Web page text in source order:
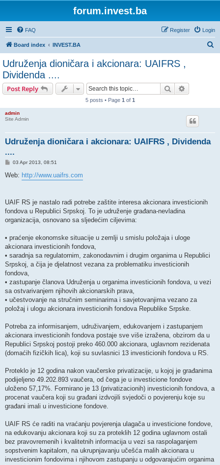
forum.invest.ba
FAQ Login
Register
Board index INVEST.BA
Udruženja dioničara i akcionara: UAIFRS ,
Dividenda ....
Post Reply Search
5 posts • Page 1 of 1
admin
Site Admin
Udruženja dioničara i akcionara: UAIFRS , Dividenda
....
P
s
03 Apr 2013, 08:51
Web: http://www.uaifrs.com
UAIF RS je nastalo radi potrebe zaštite interesa akcionara investicionih
fondova u Republici Srpskoj. To je udruženje građana-nevladina
organizacija, osnovano sa sljedećim ciljevima:
• praćenje ekonomske situacije u zemlji u smislu položaja i uloge
akcionara investicionih fondova,
• saradnja sa regulatornim, zakonodavnim i drugim organima u Republici
Srpskoj, a čija je djelatnost vezana za problematiku investicionih
fondova,
• zastupanje članova Udruženja u organima investicionih fondova, u vezi
sa ostvarivanjem njihovih akcionarskih prava,
• učestvovanje na stručnim seminarima i savjetovanjima vezano za
položaj i ulogu akcionara investicionih fondova Republike Srpske.
Potreba za informisanjem, udruživanjem, edukovanjem i zastupanjem
akcionara investicionih fondova postaje sve više izražena, obzirom da u
Republici Srpskoj postoji preko 460.000 akcionara, uglavnom rezidenata
(domaćih fizičkih lica), koji su suvlasnici 13 investicionih fondova u RS.
Proteklo je 12 godina nakon vaučerske privatizacije, u kojoj je građanima
podijeljeno 49.202.893 vaučera, od čega je u investicione fondove
uloženo 57,17%. Formirano je 13 (privatizacionih) investicionih fondova, a
procenat vaučera koji su građani izdvojili svjedoči o povjerenju koje su
građani imali u investicione fondove.
UAIF RS će raditi na vraćanju povjerenja ulagača u investicione fondove,
na edukovanju akcionara koji su za proteklih 12 godina uglavnom ostali
bez pravovremenih i kvalitetnih informacija u vezi sa raspolaganjem
sopstvenim kapitalom, na ukrupnjavanju učešća malih akcionara u
investicionim fondovima i njihovom zastupanju u odgovarajućim organima